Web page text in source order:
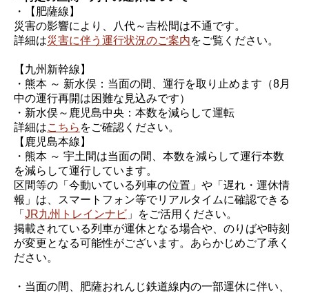
・【肥薩線】
災害の影響により、八代～吉松間は不通です。
詳細は災害に伴う運行状況のご案内をご覧ください。
【九州新幹線】
・熊本 ～ 新水俣：当面の間、運行を取り止めます（8月
中の運行再開は困難な見込みです）
・新水俣～鹿児島中央：本数を減らして運転
詳細はこちら をご確認ください。
【鹿児島本線】
・熊本 ～ 宇土間は当面の間、本数を減らして運行本数
を減らして運行しています。
区間等の「今動いている列車の位置」や「遅れ・運休情
報」は、スマートフォン等でリアルタイムに確認できる
「JR九州トレインナビ 」をご活用ください。
掲載されている列車が運休となる場合や、のりばや時刻
が変更となる可能性がございます。あらかじめご了承く
ださい。
・当面の間、肥薩おれんじ鉄道線内の一部運休に伴い、